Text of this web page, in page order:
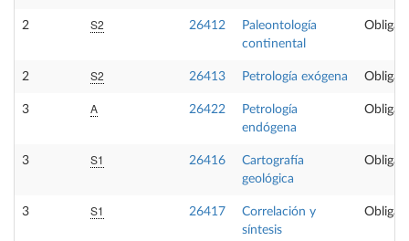
2 S2 26412
Paleontología
continental
2 S2 26413 Petrología exógena
3 A 26422
Petrología
endógena
3 S1 26416
Cartografía
geológica
3 S1 26417
Correlación y
síntesis